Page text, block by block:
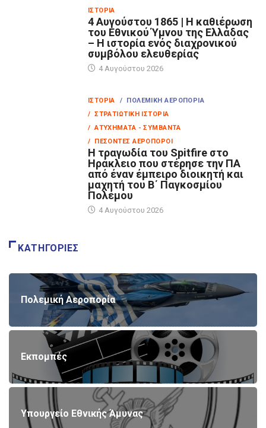
ΙΣΤΟΡΊΑ
4 Αυγούστου 1865 | Η καθιέρωση
του Εθνικού Ύμνου της Ελλάδας
– Η ιστορία ενός διαχρονικού
συμβόλου ελευθερίας
4 Αυγούστου 2026
ΙΣΤΟΡΊΑ
/ ΠΟΛΕΜΙΚΉ ΑΕΡΟΠΟΡΊΑ
/ ΣΤΡΑΤΙΩΤΙΚΉ ΙΣΤΟΡΊΑ
/ ΑΤΥΧΉΜΑΤΑ - ΣΥΜΒΆΝΤΑ
/ ΠΕΣΌΝΤΕΣ ΑΕΡΟΠΌΡΟΙ
Η τραγωδία του Spitfire στο
Ηράκλειο που στέρησε την ΠΑ
από έναν έμπειρο διοικητή και
μαχητή του Β΄ Παγκοσμίου
Πολέμου
4 Αυγούστου 2026
ΚΑΤΗΓΟΡΊΕΣ
Πολεμική Αεροπορία
Εκπομπές
Υπουργείο Εθνικής Άμυνας